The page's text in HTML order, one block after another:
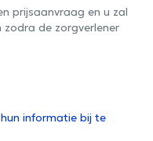
prijsaanvraag en u zal
de zorgverlener
informatie bij te